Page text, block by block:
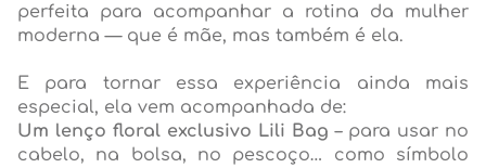
perfeita para acompanhar a rotina da mulher
moderna — que é mãe, mas também é ela.
E para tornar essa experiência ainda mais
especial, ela vem acompanhada de:
Um lenço floral exclusivo Lili Bag – para usar no
cabelo, na bolsa, no pescoço… como símbolo